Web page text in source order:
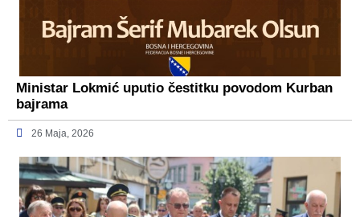
Ministar Lokmić uputio čestitku povodom Kurban
bajrama
26 Maja, 2026